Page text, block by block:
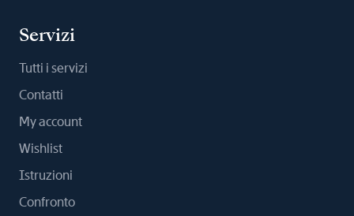
Servizi
Tutti i servizi
Contatti
My account
Wishlist
Istruzioni
Confronto